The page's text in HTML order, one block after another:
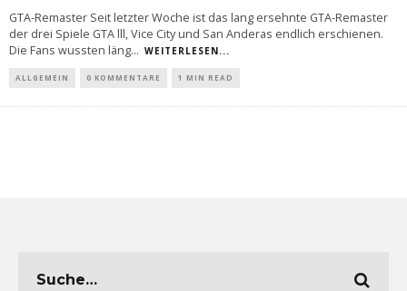
GTA-Remaster Seit letzter Woche ist das lang ersehnte GTA-Remaster
der drei Spiele GTA lll, Vice City und San Anderas endlich erschienen.
Die Fans wussten läng... WEITERLESEN...
ALLGEMEIN 0 KOMMENTARE 1 MIN READ